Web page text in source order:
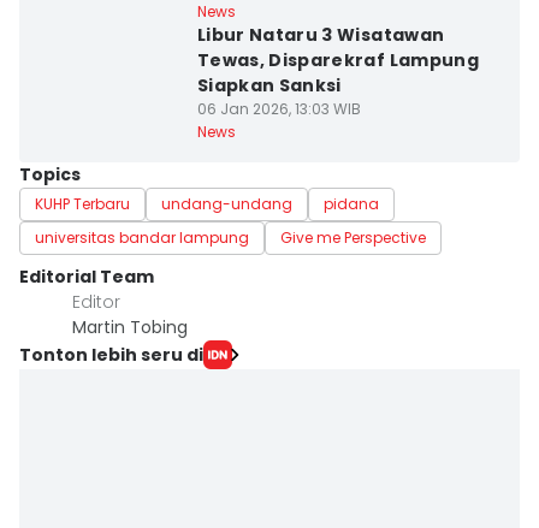
News
Libur Nataru 3 Wisatawan
Tewas, Disparekraf Lampung
Siapkan Sanksi
06 Jan 2026, 13:03 WIB
News
Topics
KUHP Terbaru undang-undang
pidana
universitas bandar lampung
Give me Perspective
Editorial Team
Editor
Martin Tobing
Tonton lebih seru di